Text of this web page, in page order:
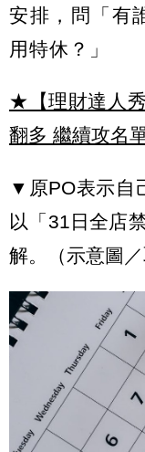
安排，問「有
用特休？」
★【理財達人
翻多 繼續攻名
▼原PO表示自
以「31日全店
解。（示意圖